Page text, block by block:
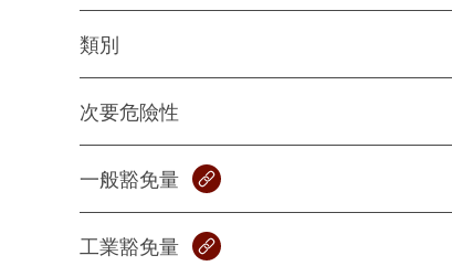
類別
次要危險性
一般豁免量
工業豁免量